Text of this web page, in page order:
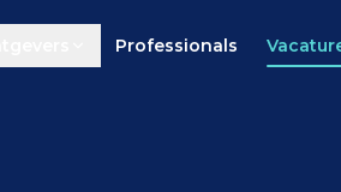
Professionals